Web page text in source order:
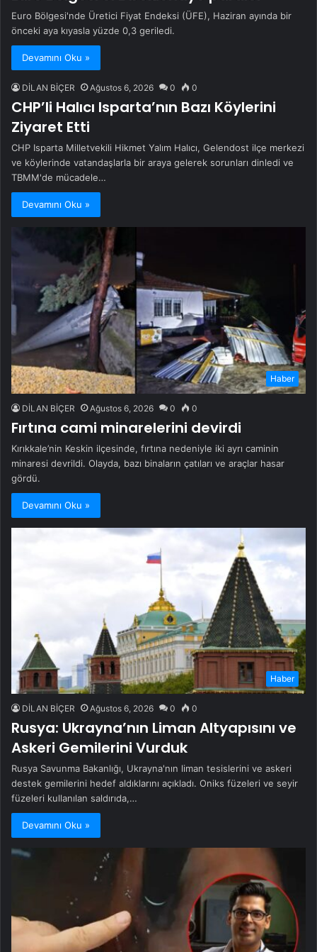
Euro Bölgesi'nde Üretici Fiyat Endeksi (ÜFE), Haziran ayında bir
önceki aya kıyasla yüzde 0,3 geriledi.
Devamını Oku »
DİLAN BİÇER Ağustos 6, 2026 0 0
CHP’li Halıcı Isparta’nın Bazı Köylerini
Ziyaret Etti
CHP Isparta Milletvekili Hikmet Yalım Halıcı, Gelendost ilçe merkezi
ve köylerinde vatandaşlarla bir araya gelerek sorunları dinledi ve
TBMM'de mücadele…
Devamını Oku »
Haber
DİLAN BİÇER Ağustos 6, 2026 0 0
Fırtına cami minarelerini devirdi
Kırıkkale’nin Keskin ilçesinde, fırtına nedeniyle iki ayrı caminin
minaresi devrildi. Olayda, bazı binaların çatıları ve araçlar hasar
gördü.
Devamını Oku »
Haber
DİLAN BİÇER Ağustos 6, 2026 0 0
Rusya: Ukrayna’nın Liman Altyapısını ve
Askeri Gemilerini Vurduk
Rusya Savunma Bakanlığı, Ukrayna'nın liman tesislerini ve askeri
destek gemilerini hedef aldıklarını açıkladı. Oniks füzeleri ve seyir
füzeleri kullanılan saldırıda,…
Devamını Oku »